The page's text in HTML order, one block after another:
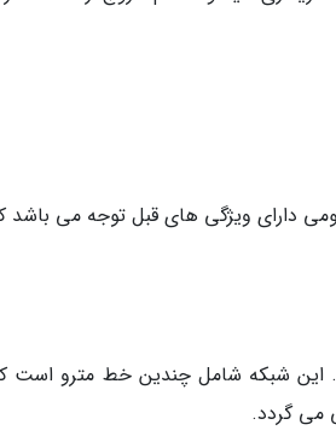
دارای ویژگی های قبل توجه می باشد
این شبکه شامل چندین خط مترو است